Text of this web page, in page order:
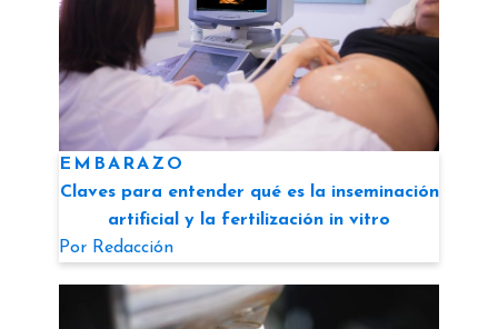
EMBARAZO
Claves para entender qué es la inseminación
artificial y la fertilización in vitro
Por Redacción